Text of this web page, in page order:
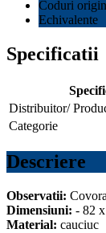
Coduri
Echivalente
Specificatii
Distribuitor/
Categorie
Descriere
Observatii:
Dimensiuni: - 82
Material: cauciuc